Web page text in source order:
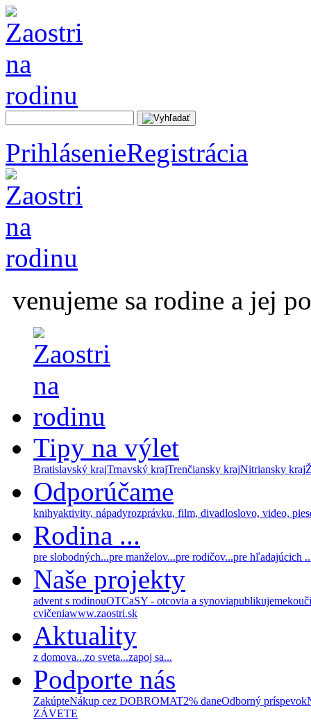
PrihlásenieRegistrácia
venujeme sa rodine a jej
Tipy na výlet
Bratislavský krajTrnavský krajTrenčiansky krajNitriansky kraj
Odporúčame
knihyaktivity, nápadyrozprávku, film, divadloslovo, video,
Rodina ...
pre slobodných...pre manželov...pre rodičov...pre hľadajúcich
Naše projekty
advent s rodinouOTCaSY - otcovia a synoviapublikujeme
cvičeniawww.zaostri.sk
Aktuality
z domova...zo sveta...zapoj sa...
Podporte nás
ZakúpteNákup cez DOBROMAT2% daneOdborný príspevok
ZÁVETE